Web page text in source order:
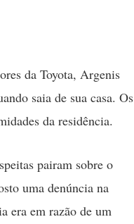
da Toyota, Argenis
saia de sua casa. Os
da residência.
pairam sobre o
uma denúncia na
era em razão de um